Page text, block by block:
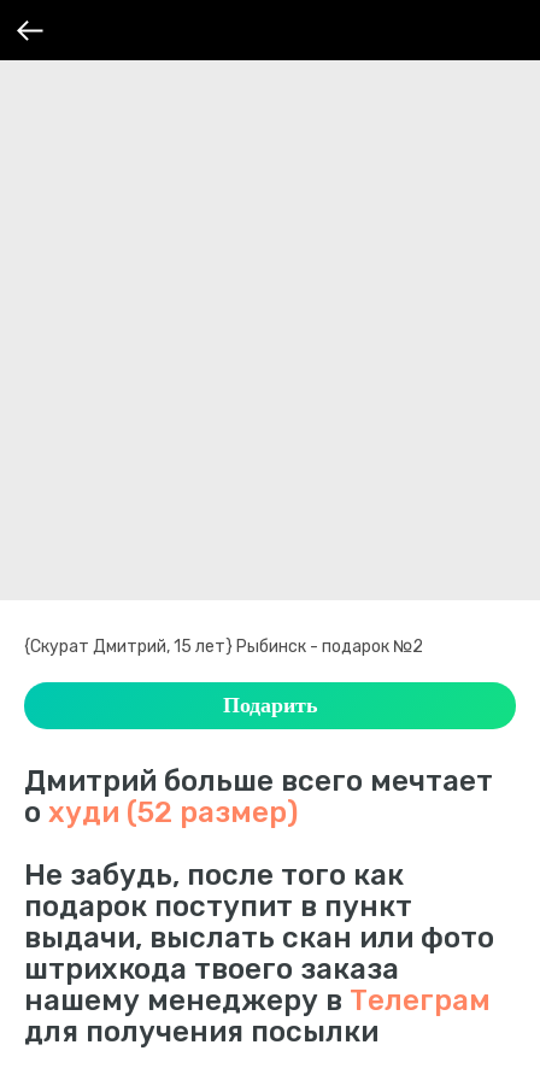
{Скурат Дмитрий, 15 лет} Рыбинск - подарок №2
Подарить
Дмитрий больше всего мечтает
о худи (52 размер)
Не забудь, после того как
подарок поступит в пункт
выдачи, выслать скан или фото
штрихкода твоего заказа
нашему менеджеру в Телеграм
для получения посылки